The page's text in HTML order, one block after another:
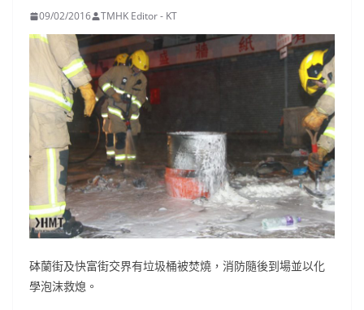
09/02/2016 TMHK Editor - KT
砵蘭街及快富街交界有垃圾桶被焚燒，消防隨後到場並以化
學泡沫救熄。